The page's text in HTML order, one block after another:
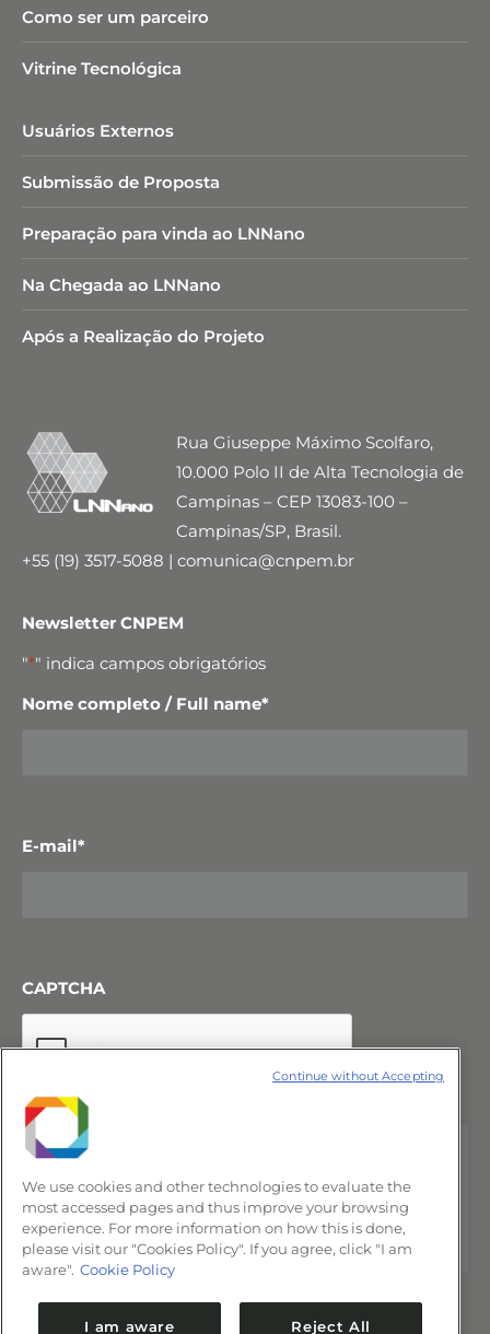
Como ser um parceiro
Vitrine Tecnológica
Usuários Externos
Submissão de Proposta
Preparação para vinda ao LNNano
Na Chegada ao LNNano
Após a Realização do Projeto
Rua Giuseppe Máximo Scolfaro,
10.000 Polo II de Alta Tecnologia de
Campinas – CEP 13083-100 –
Campinas/SP, Brasil.
+55 (19) 3517-5088 | comunica@cnpem.br
Newsletter CNPEM
"*" indica campos obrigatórios
Nome completo / Full name*
E-mail*
CAPTCHA
We use cookies and other technologies to evaluate the
most accessed pages and thus improve your browsing
experience. For more information on how this is done,
please visit our "Cookies Policy". If you agree, click "I am
aware". Cookie Policy
I am aware Reject All
Continue without Accepting